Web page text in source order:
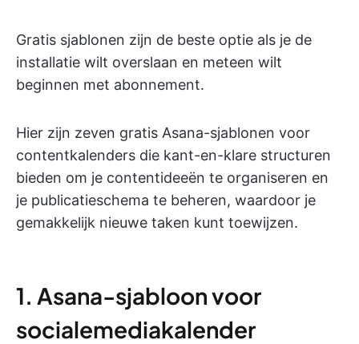
Gratis sjablonen zijn de beste optie als je de
installatie wilt overslaan en meteen wilt
beginnen met abonnement.
Hier zijn zeven gratis Asana-sjablonen voor
contentkalenders die kant-en-klare structuren
bieden om je contentideeën te organiseren en
je publicatieschema te beheren, waardoor je
gemakkelijk nieuwe taken kunt toewijzen.
1. Asana-sjabloon voor
socialemediakalender